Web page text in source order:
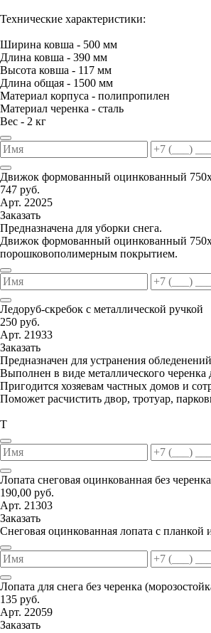
Технические характеристики:
Ширина ковша - 500 мм
Длина ковша - 390 мм
Высота ковша - 117 мм
Длина общая - 1500 мм
Материал корпуса - полипропилен
Материал черенка - сталь
Вес - 2 кг
Движок формованный оцинкованный
747 руб.
Арт. 22025
Заказать
Предназначена для уборки снега.
Движок формованный оцинкованный
порошковополимерным покрытием.
Ледоруб-скребок с металлической ручкой
250 руб.
Арт. 21933
Заказать
Предназначен для устранения
Выполнен в виде металлического
Пригодится хозяевам частных домов и
Поможет расчистить двор, тротуар,
Т
Лопата снеговая оцинкованная без
190,00 руб.
Арт. 21303
Заказать
Снеговая оцинкованная лопата с
Лопата для снега без черенка
135 руб.
Арт. 22059
Заказать